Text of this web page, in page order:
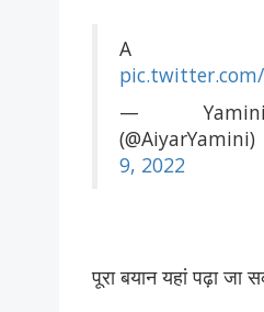
A
—
(@AiyarYamini)
9, 2022
पूरा बयान यहां पढ़ा जा